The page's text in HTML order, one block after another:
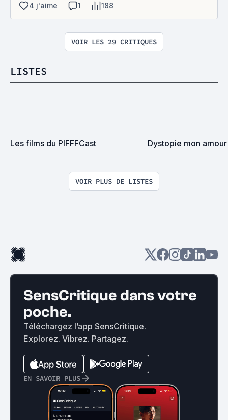
4 j'aime
1 188
VOIR LES 29 CRITIQUES
LISTES
Les films du PIFFFCast Dystopie mon amour
VOIR PLUS DE LISTES
SensCritique dans votre
poche.
Téléchargez l’app SensCritique.
Explorez. Vibrez. Partagez.
EN SAVOIR PLUS